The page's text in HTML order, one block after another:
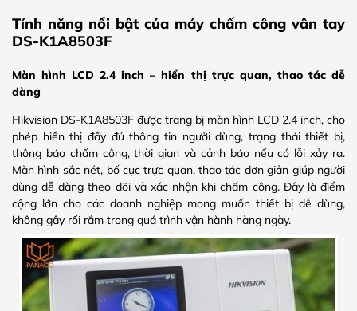
Tính năng nổi bật của máy chấm công vân tay
DS-K1A8503F
Màn hình LCD 2.4 inch – hiển thị trực quan, thao tác dễ
dàng
Hikvision DS-K1A8503F được trang bị màn hình LCD 2.4 inch, cho
phép hiển thị đầy đủ thông tin người dùng, trạng thái thiết bị,
thông báo chấm công, thời gian và cảnh báo nếu có lỗi xảy ra.
Màn hình sắc nét, bố cục trực quan, thao tác đơn giản giúp người
dùng dễ dàng theo dõi và xác nhận khi chấm công. Đây là điểm
cộng lớn cho các doanh nghiệp mong muốn thiết bị dễ dùng,
không gây rối rắm trong quá trình vận hành hàng ngày.